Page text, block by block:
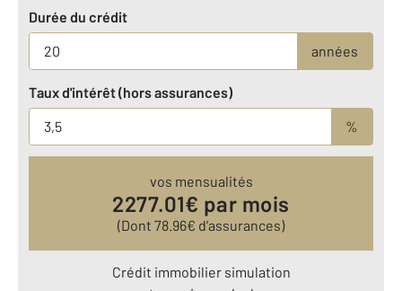
Durée du crédit
années
Taux d'intérêt (hors assurances)
%
vos mensualités
2277.01€ par mois
(Dont 78.96€ d’assurances)
Crédit immobilier simulation